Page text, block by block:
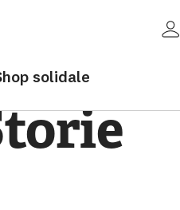
solidale